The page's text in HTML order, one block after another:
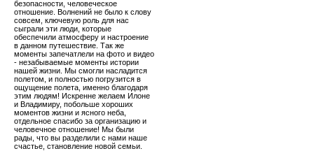
безопасности, человеческое
отношение. Волнений не было к слову
совсем, ключевую роль для нас
сыграли эти люди, которые
обеспечили атмосферу и настроение
в данном путешествие. Так же
моменты запечатлели на фото и видео
- незабываемые моменты истории
нашей жизни. Мы смогли насладится
полетом, и полностью погрузится в
ощущение полета, именно благодаря
этим людям! Искренне желаем Илоне
и Владимиру, побольше хороших
моментов жизни и ясного неба,
отдельное спасибо за организацию и
человечное отношение! Мы были
рады, что вы разделили с нами наше
счастье, становление новой семьи.